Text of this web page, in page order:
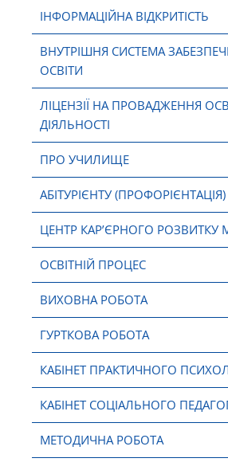
ІНФОРМАЦІЙНА ВІДКРИТІСТЬ
ВНУТРІШНЯ СИСТЕМА
ОСВІТИ
ЛІЦЕНЗІЇ НА ПРОВАДЖЕННЯ
ДІЯЛЬНОСТІ
ПРО УЧИЛИЩЕ
АБІТУРІЄНТУ (ПРОФОРІЄНТАЦІЯ)
ЦЕНТР КАР’ЄРНОГО РОЗВИТКУ
ОСВІТНІЙ ПРОЦЕС
ВИХОВНА РОБОТА
ГУРТКОВА РОБОТА
КАБІНЕТ ПРАКТИЧНОГО
КАБІНЕТ СОЦІАЛЬНОГО
МЕТОДИЧНА РОБОТА